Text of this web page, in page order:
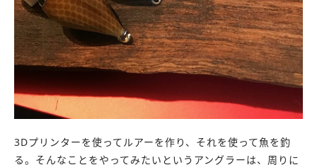
3Dプリンターを使ってルアーを作り、それを使って魚を釣
る。そんなことをやってみたいというアングラーは、周りに